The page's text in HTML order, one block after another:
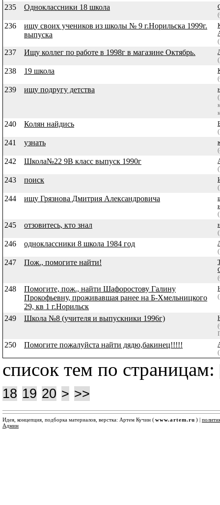
235 Одноклассники 18 школа
236
ищу своих учеников из школы № 9 г.Норильска 1999г.
выпуска
237 Ищу коллег по работе в 1998г в магазине Октябрь.
238 19 школа
239 ищу подругу детства
240 Колян найдись
241 узнать
242 Школа№22 9В класс выпуск 1990г
243 поиск
244 ищу Грязнова Дмитрия Александровича
245 отзовитесь, кто знал
246 одноклассники 8 школа 1984 год
247 Пож., помогите найти!
248
Помогите, пож., найти Шафоростову Галину
Прокофьевну, проживавшая ранее на Б-Хмельницкого
29, кв 1 г.Норильск
249 Школа №8 (учителя и выпускники 1996г)
250 Помогите пожалуйста найти дядю,бакинец!!!!!
список тем по страницам:
18 19 20 > >>
Идея, концепция, подборка материалов, верстка: Артем Кучин (www.artem.ru ) |
Админ